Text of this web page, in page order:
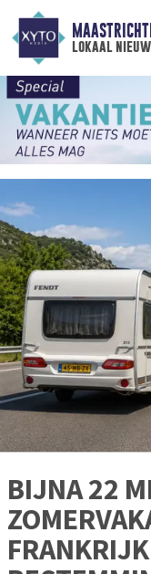
lokaal
BIJNA 22